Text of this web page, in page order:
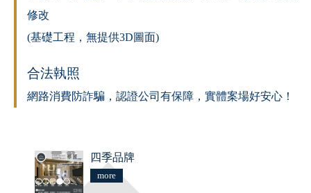
修改
(基礎工程，無提供3D圖面)
合法執照
網路消費防詐騙，認證公司有保障，實體案場好安心！
四季品牌
more